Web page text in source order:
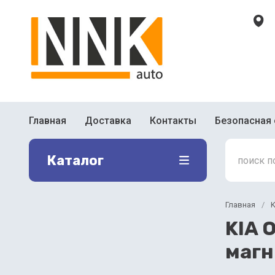
Главная Доставка Контакты Безопасная
Каталог
Главная /
KIA